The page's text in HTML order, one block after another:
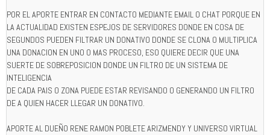
POR EL APORTE ENTRAR EN CONTACTO MEDIANTE EMAIL O CHAT PORQUE EN
LA ACTUALIDAD EXISTEN ESPEJOS DE SERVIDORES DONDE EN COSA DE
SEGUNDOS PUEDEN FILTRAR UN DONATIVO DONDE SE CLONA O MULTIPLICA
UNA DONACION EN UNO O MAS PROCESO, ESO QUIERE DECIR QUE UNA
SUERTE DE SOBREPOSICION DONDE UN FILTRO DE UN SISTEMA DE
INTELIGENCIA
DE CADA PAIS O ZONA PUEDE ESTAR REVISANDO O GENERANDO UN FILTRO
DE A QUIEN HACER LLEGAR UN DONATIVO.
APORTE AL DUEÑO RENE RAMON POBLETE ARIZMENDY Y UNIVERSO VIRTUAL